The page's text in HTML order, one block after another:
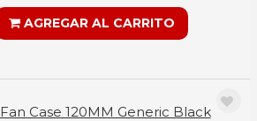
AGREGAR AL CARRITO
Fan Case 120MM Generic Black